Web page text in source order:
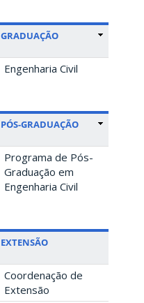
GRADUAÇÃO
Engenharia Civil
PÓS-GRADUAÇÃO
Programa de Pós-
Graduação em
Engenharia Civil
EXTENSÃO
Coordenação de
Extensão